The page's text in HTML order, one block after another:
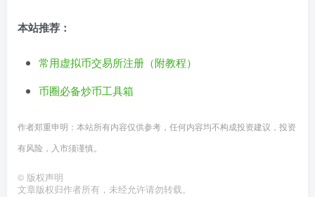
本站推荐：
常用虚拟币交易所注册（附教程）
币圈必备炒币工具箱
作者郑重申明：本站所有内容仅供参考，任何内容均不构成投资建议，投资
有风险，入市须谨慎。
© 版权声明
文章版权归作者所有，未经允许请勿转载。